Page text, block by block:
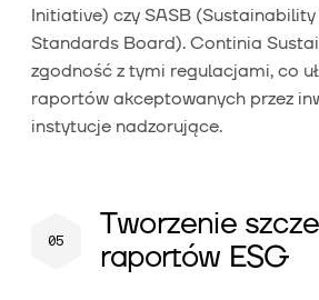
Initiative) czy SASB
Standards Board). Continia
zgodność z tymi regulacjami, co
raportów akceptowanych przez
instytucje nadzorujące.
Tworzenie
raportów ESG